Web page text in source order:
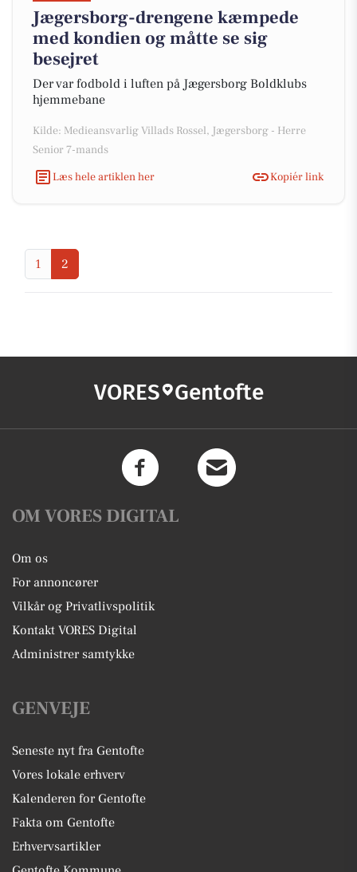
Jægersborg-drengene kæmpede
med kondien og måtte se sig
besejret
Der var fodbold i luften på Jægersborg Boldklubs
hjemmebane
Kilde: Medieansvarlig Villads Rossel, Jægersborg - Herre
Senior 7-mands
Læs hele artiklen her
Kopiér link
1 2
VORES Gentofte
OM VORES DIGITAL
Om os
For annoncører
Vilkår og Privatlivspolitik
Kontakt VORES Digital
Administrer samtykke
GENVEJE
Seneste nyt fra Gentofte
Vores lokale erhverv
Kalenderen for Gentofte
Fakta om Gentofte
Erhvervsartikler